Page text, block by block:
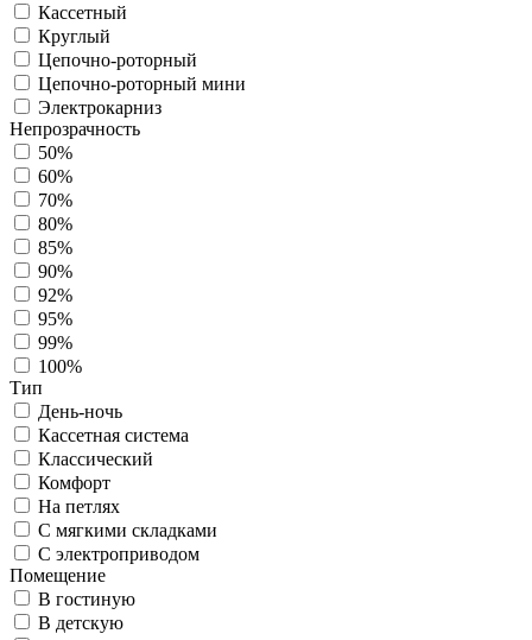
Кассетный
Круглый
Цепочно-роторный
Цепочно-роторный мини
Электрокарниз
Непрозрачность
50%
60%
70%
80%
85%
90%
92%
95%
99%
100%
Тип
День-ночь
Кассетная система
Классический
Комфорт
На петлях
С мягкими складками
С электроприводом
Помещение
В гостиную
В детскую